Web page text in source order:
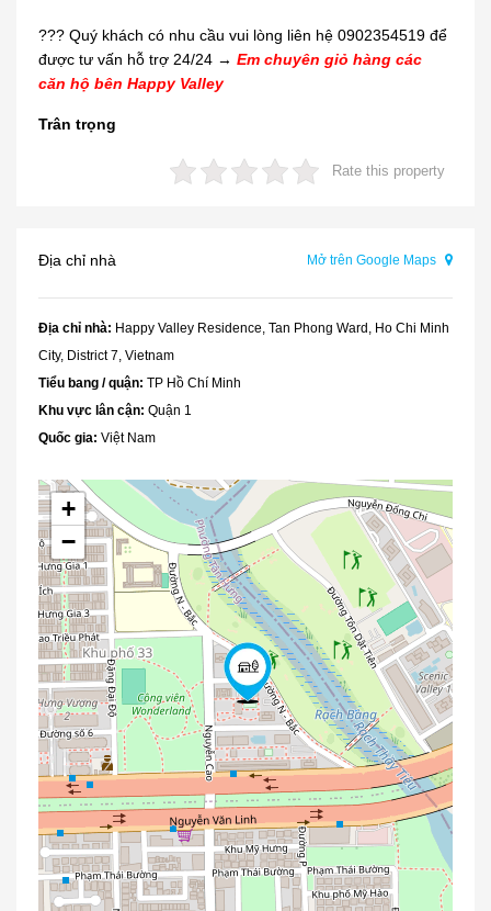
??? Quý khách có nhu cầu vui lòng liên hệ 0902354519 để
được tư vấn hỗ trợ 24/24 → Em chuyên giỏ hàng các
căn hộ bên Happy Valley
Trân trọng
Rate this property
Địa chỉ nhà Mở trên Google Maps
Địa chỉ nhà: Happy Valley Residence, Tan Phong Ward, Ho Chi Minh
City, District 7, Vietnam
Tiểu bang / quận: TP Hồ Chí Minh
Khu vực lân cận: Quận 1
Quốc gia: Việt Nam
+
−